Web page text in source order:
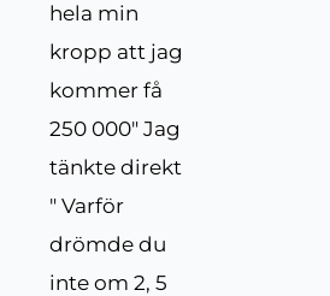
hela min
kropp att jag
kommer få
250 000" Jag
tänkte direkt
" Varför
drömde du
inte om 2, 5